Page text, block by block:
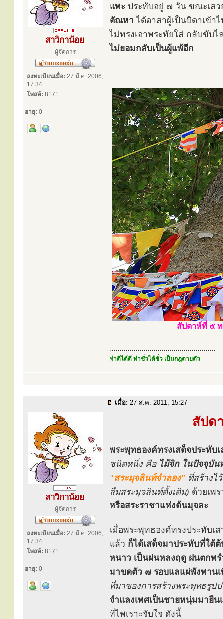
สาวิกาน้อย
ผู้จัดการ
ลงทะเบียนเมื่อ: 27 มี.ค. 2006,
17:34
โพสต์: 8171
อายุ: 0
แพะ ประทับอยู่ ๗ วัน ขณะเส
ตัณหา ได้อาสาผู้เป็นบิดาเข้า
ไม่ทรงเอาพระทัยใส่ กลับขับไ
ไม่ยอมกลับเป็นผู้แพ้อีก
สัปดาห์ที่ ๕
.....................................................
ทำดีได้ดี ทำชั่วได้ชั่ว เป็นกฎตายตัว
เมื่อ: 27 ส.ค. 2011, 15:27
สาวิกาน้อย
ผู้จัดการ
ลงทะเบียนเมื่อ: 27 มี.ค. 2006,
17:34
โพสต์: 8171
อายุ: 0
สัปด
พระพุทธองค์ทรงเสด็จประทั
ชนิดหนึ่ง คือ ไม้จิก ในปัจจุบัน
“สระมุจลินท์จำลอง” ที่สร้างไ
ลืมสระมุจลินท์ดั้งเดิม) ด้วยเพ
หรือสระราชาแห่งต้นมุจละ
เมื่อพระพุทธองค์ทรงประทับ
แล้ว ก็ได้เสด็จมาประทับที่ใต้
หนาว เป็นฝนหลงฤดู ฝนตกพ
มาขดตัว ๗ รอบแลแผ่พังพาน
ที่มาของการสร้างพระพุทธรูป
จำแลงเพศเป็นชายหนุ่มมายืน
ที่ไพเราะจับใจ ดังนี้